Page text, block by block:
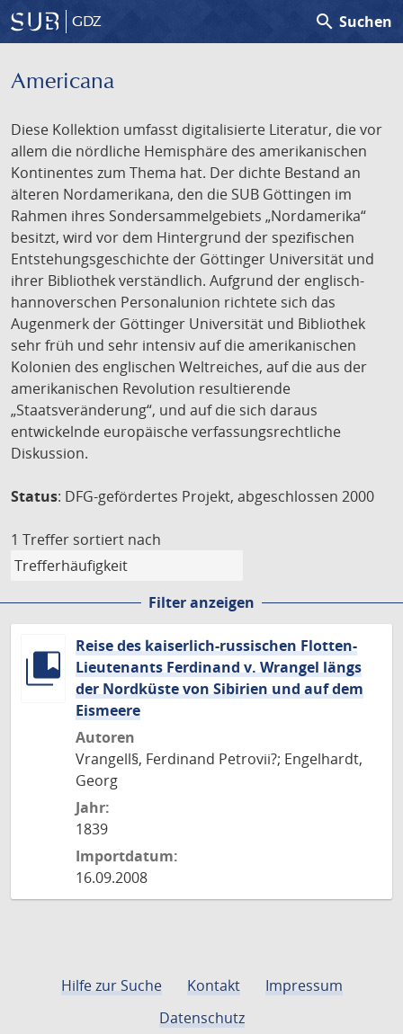
GDZ search Suchen
Americana
Diese Kollektion umfasst digitalisierte Literatur, die vor
allem die nördliche Hemisphäre des amerikanischen
Kontinentes zum Thema hat. Der dichte Bestand an
älteren Nordamerikana, den die SUB Göttingen im
Rahmen ihres Sondersammelgebiets „Nordamerika“
besitzt, wird vor dem Hintergrund der spezifischen
Entstehungsgeschichte der Göttinger Universität und
ihrer Bibliothek verständlich. Aufgrund der englisch-
hannoverschen Personalunion richtete sich das
Augenmerk der Göttinger Universität und Bibliothek
sehr früh und sehr intensiv auf die amerikanischen
Kolonien des englischen Weltreiches, auf die aus der
amerikanischen Revolution resultierende
„Staatsveränderung“, und auf die sich daraus
entwickelnde europäische verfassungsrechtliche
Diskussion.
Status: DFG-gefördertes Projekt, abgeschlossen 2000
1 Treffer sortiert nach
Filter anzeigen
Reise des kaiserlich-russischen Flotten-
Lieutenants Ferdinand v. Wrangel längs
der Nordküste von Sibirien und auf dem
Eismeere
Autoren
Vrangell§, Ferdinand Petrovii?; Engelhardt,
Georg
Jahr:
1839
Importdatum:
16.09.2008
Hilfe zur Suche Kontakt
Impressum
Datenschutz